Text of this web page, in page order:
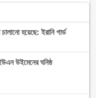
চালানো হয়েছে: ইরানি গার্ড
উইমেনের ঘনিষ্ঠ